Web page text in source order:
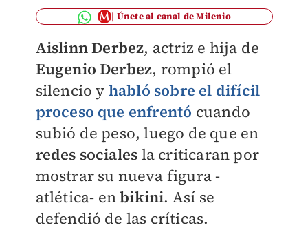
Únete al canal de Milenio
Aislinn Derbez, actriz e hija de
Eugenio Derbez, rompió el
silencio y habló sobre el difícil
proceso que enfrentó cuando
subió de peso, luego de que en
redes sociales la criticaran por
mostrar su nueva figura -
atlética- enbikini. Así se
defendió de las críticas.